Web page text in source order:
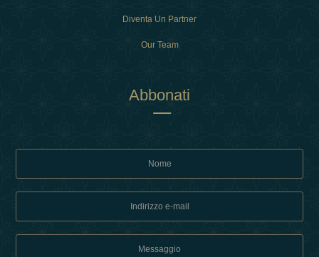
Diventa Un Partner
Our Team
Abbonati